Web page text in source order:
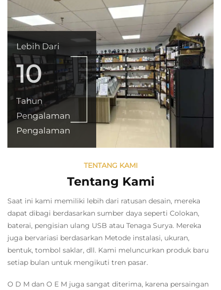
Lebih Dari
10
Tahun
Pengalaman
Pengalaman
TENTANG KAMI
Tentang Kami
Saat ini kami memiliki lebih dari ratusan desain, mereka
dapat dibagi berdasarkan sumber daya seperti Colokan,
baterai, pengisian ulang USB atau Tenaga Surya. Mereka
juga bervariasi berdasarkan Metode instalasi, ukuran,
bentuk, tombol saklar, dll. Kami meluncurkan produk baru
setiap bulan untuk mengikuti tren pasar.
O D M dan O E M juga sangat diterima, karena persaingan